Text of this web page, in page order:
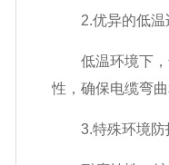
2.优异的低温
低温环境下，
性，确保电缆弯
3.特殊环境防